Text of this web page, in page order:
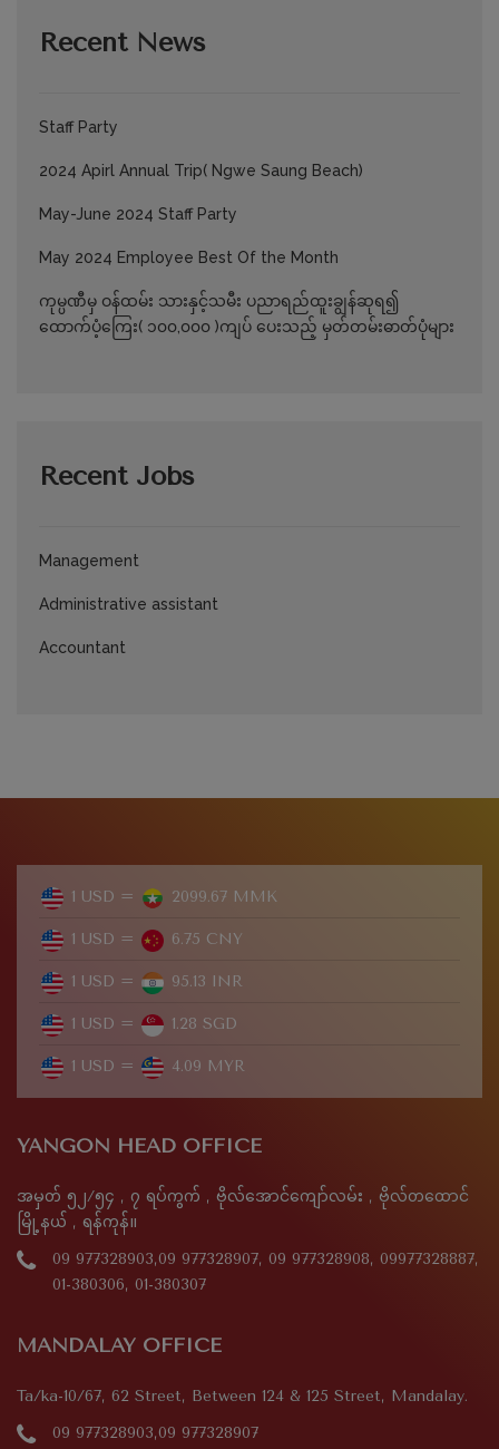
Recent News
Staff Party
2024 Apirl Annual Trip( Ngwe Saung Beach)
May-June 2024 Staff Party
May 2024 Employee Best Of the Month
ကုမ္ပဏီမှ ဝန်ထမ်း သားနှင့်သမီး ပညာရည်ထူးချွန်ဆုရ၍
ထောက်ပံ့ကြေး( ၁၀၀,၀၀၀ )ကျပ် ပေးသည့် မှတ်တမ်းဓာတ်ပုံများ
Recent Jobs
Management
Administrative assistant
Accountant
1 USD = 2099.67 MMK
1 USD = 6.75 CNY
1 USD = 95.13 INR
1 USD = 1.28 SGD
1 USD = 4.09 MYR
YANGON HEAD OFFICE
အမှတ် ၅၂/၅၄ , ၇ ရပ်ကွက် , ဗိုလ်အောင်ကျော်လမ်း , ဗိုလ်တထောင်
မြို့နယ် , ရန်ကုန်။
09 977328903,09 977328907, 09 977328908, 09977328887,
01-380306, 01-380307
MANDALAY OFFICE
Ta/ka-10/67, 62 Street, Between 124 & 125 Street, Mandalay.
09 977328903,09 977328907